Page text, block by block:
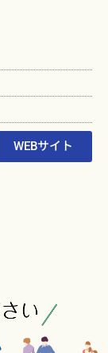
WEBサイト